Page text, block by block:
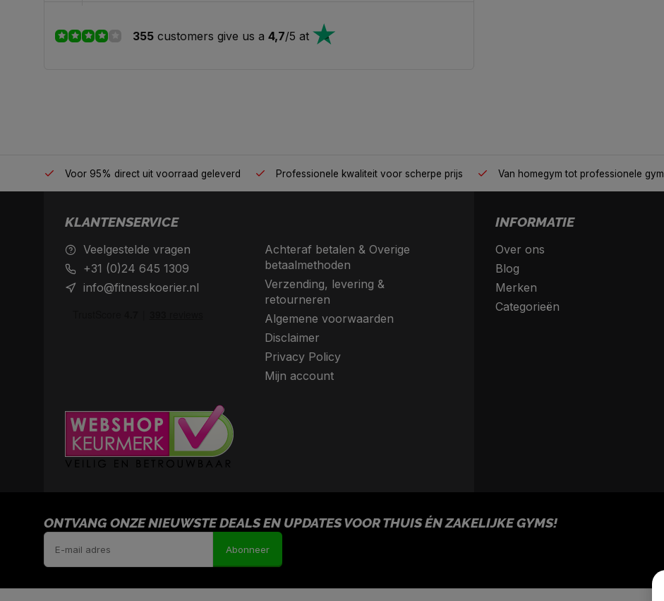
355 customers give us a 4,7/5 at
Voor 95% direct uit voorraad geleverd Professionele kwaliteit voor scherpe prijs Van homegym tot professionele gym
KLANTENSERVICE
Veelgestelde vragen
+31 (0)24 645 1309
info@fitnesskoerier.nl
Achteraf betalen & Overige
betaalmethoden
Verzending, levering &
retourneren
Algemene voorwaarden
Disclaimer
Privacy Policy
Mijn account
INFORMATIE
Over ons
Blog
Merken
Categorieën
ONTVANG ONZE NIEUWSTE DEALS EN UPDATES VOOR THUIS ÉN ZAKELIJKE GYMS!
Abonneer